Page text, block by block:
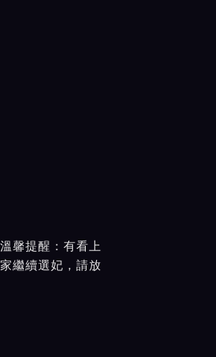
馨提醒：有看上
繼續選妃，請放